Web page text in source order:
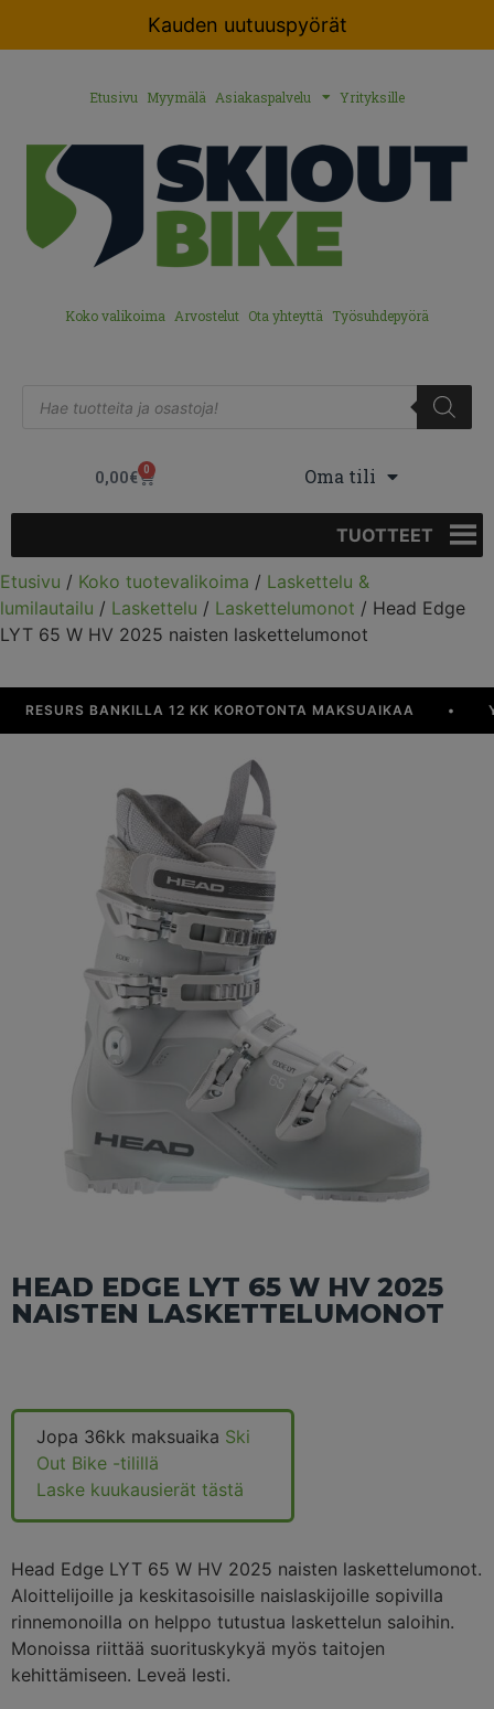
Kauden uutuuspyörät
Etusivu Myymälä Asiakaspalvelu Yrityksille
Koko valikoima Arvostelut Ota yhteyttä Työsuhdepyörä
0,00€ 0 Oma tili
TUOTTEET
Etusivu / Koko tuotevalikoima / Laskettelu &
lumilautailu / Laskettelu / Laskettelumonot / Head Edge
LYT 65 W HV 2025 naisten laskettelumonot
RESURS BANKILLA 12 KK KOROTONTA MAKSUAIKAA
HEAD EDGE LYT 65 W HV 2025
NAISTEN LASKETTELUMONOT
Jopa 36kk maksuaika Ski
Out Bike -tilillä
Laske kuukausierät tästä
Head Edge LYT 65 W HV 2025 naisten laskettelumonot.
Aloittelijoille ja keskitasoisille naislaskijoille sopivilla
rinnemonoilla on helppo tutustua laskettelun saloihin.
Monoissa riittää suorituskykyä myös taitojen
kehittämiseen. Leveä lesti.